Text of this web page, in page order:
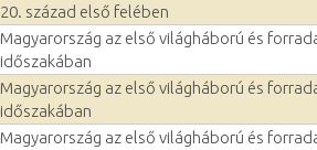
20. század első felében
Magyarország az első világháború és
időszakában
Magyarország az első világháború és
időszakában
Magyarország az első világháború és